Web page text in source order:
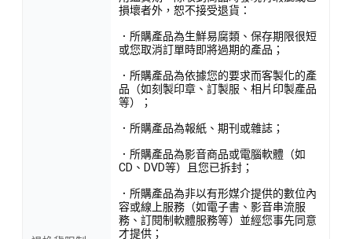
損壞者外，恕不接受退貨：
．所購產品為生鮮易腐類、保存期限很短
或您取消訂單時即將過期的產品；
．所購產品為依據您的要求而客製化的產
品（如刻製印章、訂製服、相片印製產品
等）；
．所購產品為報紙、期刊或雜誌；
．所購產品為影音商品或電腦軟體（如
CD、DVD等）且您已拆封；
．所購產品為非以有形媒介提供的數位內
容或線上服務（如電子書、影音串流服
務、訂閱制軟體服務等）並經您事先同意
才提供；